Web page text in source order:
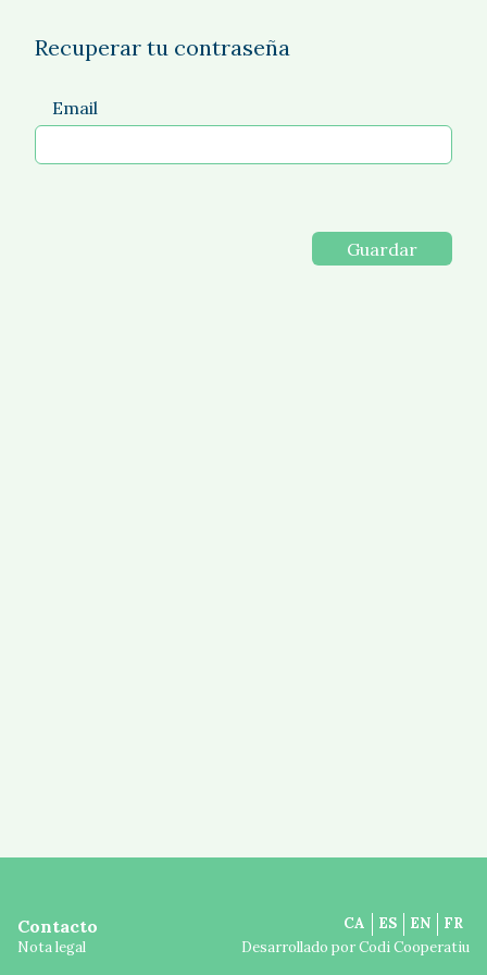
Recuperar tu contraseña
Email
Contacto
Nota legal
CA ES EN
FR
Desarrollado porCodi Cooperatiu